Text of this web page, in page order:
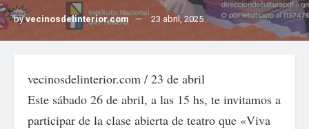
byvecinosdelinterior.com 23 abril, 2025
vecinosdelinterior.com / 23 de abril
Este sábado 26 de abril, a las 15 hs, te invitamos a
participar de la clase abierta de teatro que «Viva